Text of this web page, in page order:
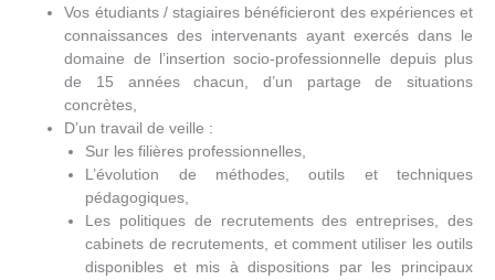
Vos étudiants / stagiaires bénéficieront des expériences et
connaissances des intervenants ayant exercés dans le
domaine de l’insertion socio-professionnelle depuis plus
de 15 années chacun, d’un partage de situations
concrètes,
D’un travail de veille :
Sur les filières professionnelles,
L’évolution de méthodes, outils et techniques
pédagogiques,
Les politiques de recrutements des entreprises, des
cabinets de recrutements, et comment utiliser les outils
disponibles et mis à dispositions par les principaux